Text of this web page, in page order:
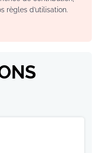
règles d’utilisation.